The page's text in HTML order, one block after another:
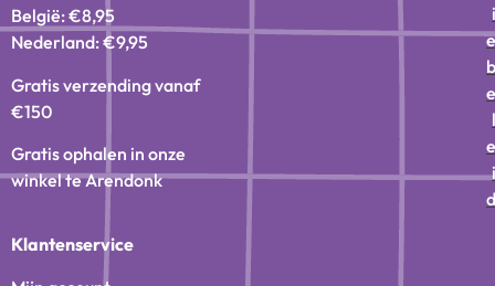
België: €8,95
Nederland: €9,95
Gratis verzending vanaf
€150
Gratis ophalen in onze
winkel te Arendonk
Klantenservice
i
e
b
e
l
e
i
d